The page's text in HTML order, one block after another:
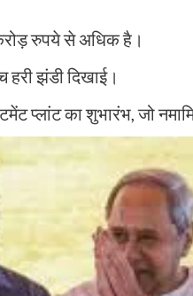
रुपये से अधिक है।
झंडी दिखाई।
प्लांट का शुभारंभ, जो